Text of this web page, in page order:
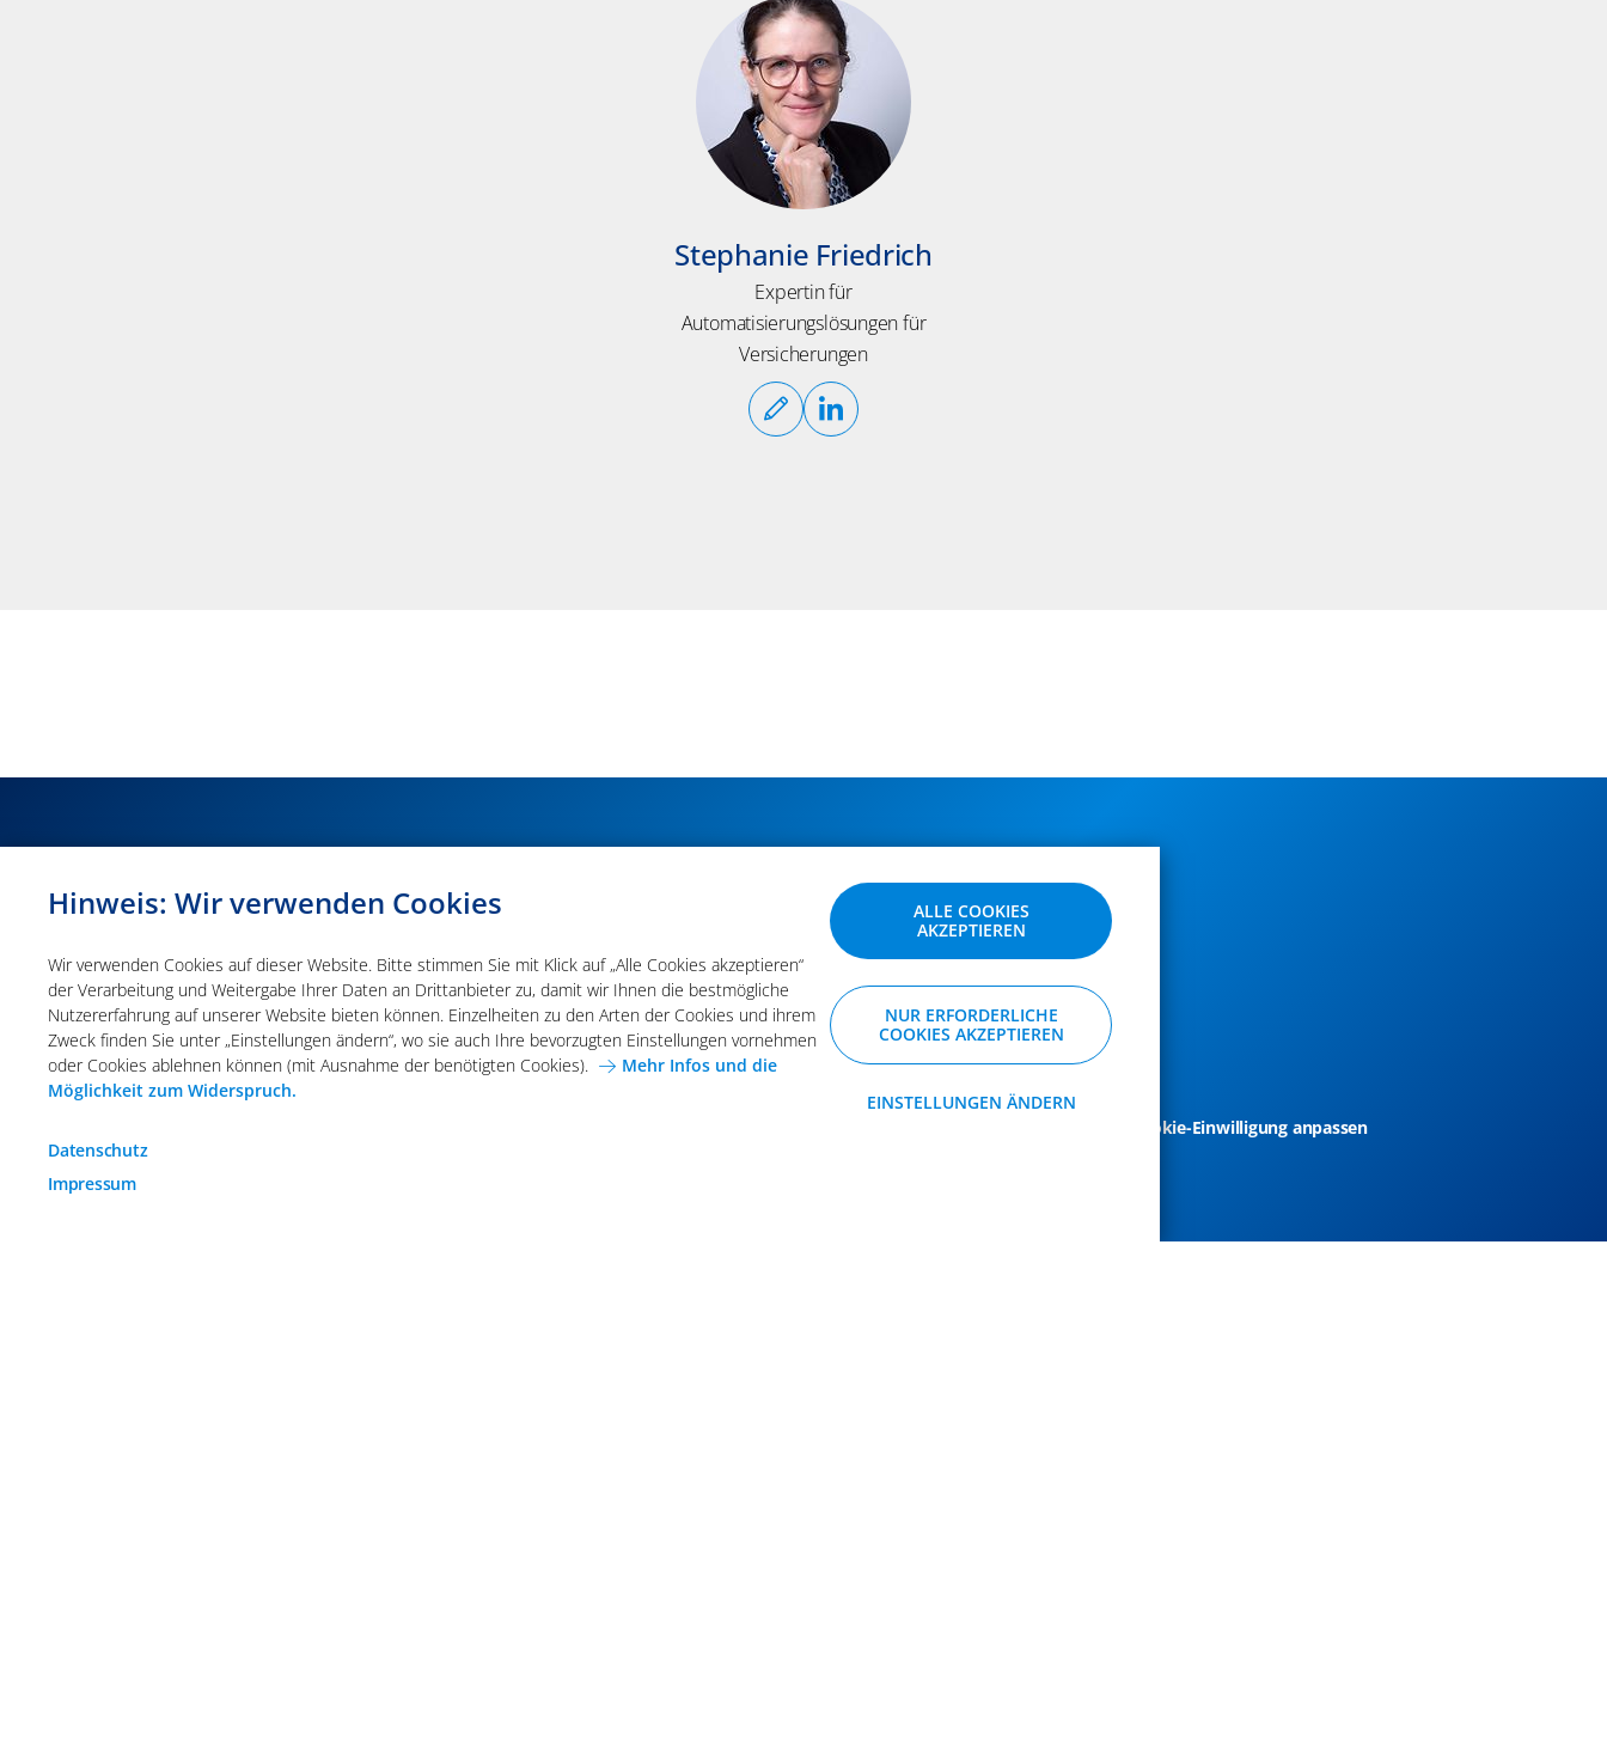
Stephanie Friedrich
Expertin für
Automatisierungslösungen für
Versicherungen
ABONNIEREN SIE UNSERE NEWSLETTER
Cookie-Einwilligung anpassen
Hinweis: Wir verwenden Cookies
Wir verwenden Cookies auf dieser Website. Bitte stimmen Sie mit Klick auf „Alle Cookies akzeptieren“
der Verarbeitung und Weitergabe Ihrer Daten an Drittanbieter zu, damit wir Ihnen die bestmögliche
Nutzererfahrung auf unserer Website bieten können. Einzelheiten zu den Arten der Cookies und ihrem
Zweck finden Sie unter „Einstellungen ändern“, wo sie auch Ihre bevorzugten Einstellungen vornehmen
oder Cookies ablehnen können (mit Ausnahme der benötigten Cookies).
Mehr Infos und die
Möglichkeit zum Widerspruch.
Datenschutz
Impressum
ALLE COOKIES
AKZEPTIEREN
NUR ERFORDERLICHE
COOKIES AKZEPTIEREN
EINSTELLUNGEN ÄNDERN
Wir verwenden Cookies auf dieser Website. Bitte stimmen Sie mit Klick auf „Alle Cookies akzeptieren“
der Verarbeitung und Weitergabe Ihrer Daten an Drittanbieter zu, damit wir Ihnen die bestmögliche
Nutzererfahrung auf unserer Website bieten können. Einzelheiten zu den Arten der Cookies und ihrem
Zweck finden Sie unter „Einstellungen ändern“, wo sie auch Ihre bevorzugten Einstellungen vornehmen
oder Cookies ablehnen können (mit Ausnahme der benötigten Cookies).
Mehr Infos und die
Möglichkeit zum Widerspruch.
Funktionale Cookies
ÄNDERUNG BESTÄTIGEN